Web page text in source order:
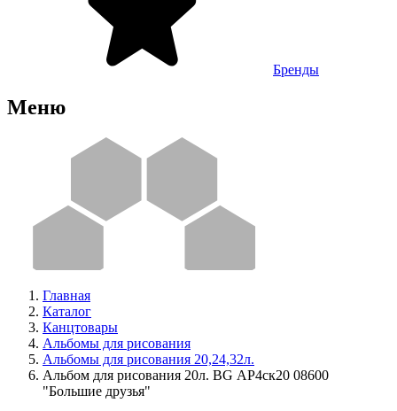
Бренды
Меню
Главная
Каталог
Канцтовары
Альбомы для рисования
Альбомы для рисования 20,24,32л.
Альбом для рисования 20л. BG АР4ск20 08600
"Большие друзья"